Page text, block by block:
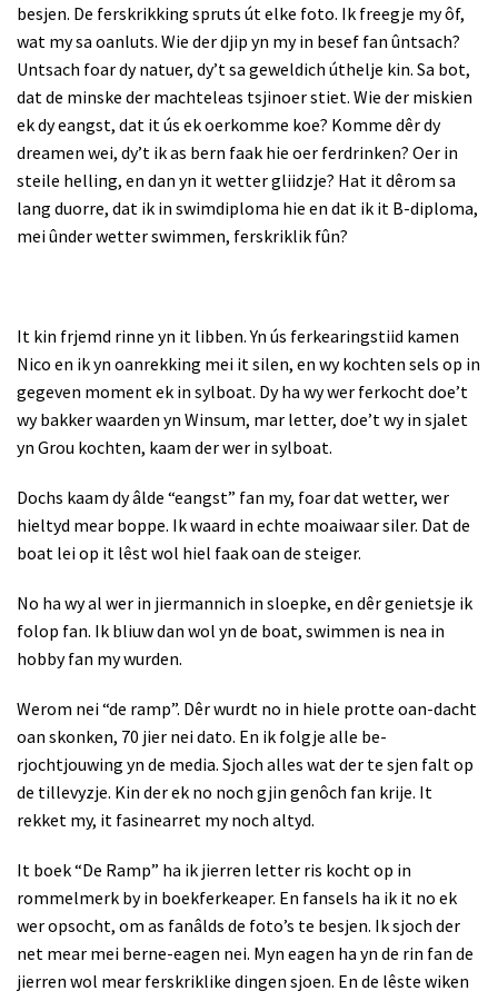
besjen. De ferskrikking spruts út elke foto. Ik freegje my ôf,
wat my sa oanluts. Wie der djip yn my in besef fan ûntsach?
Untsach foar dy natuer, dy’t sa geweldich úthelje kin. Sa bot,
dat de minske der machteleas tsjinoer stiet. Wie der miskien
ek dy eangst, dat it ús ek oerkomme koe? Komme dêr dy
dreamen wei, dy’t ik as bern faak hie oer ferdrinken? Oer in
steile helling, en dan yn it wetter gliidzje? Hat it dêrom sa
lang duorre, dat ik in swimdiploma hie en dat ik it B-diploma,
mei ûnder wetter swimmen, ferskriklik fûn?
It kin frjemd rinne yn it libben. Yn ús ferkearingstiid kamen
Nico en ik yn oanrekking mei it silen, en wy kochten sels op in
gegeven moment ek in sylboat. Dy ha wy wer ferkocht doe’t
wy bakker waarden yn Winsum, mar letter, doe’t wy in sjalet
yn Grou kochten, kaam der wer in sylboat.
Dochs kaam dy âlde “eangst” fan my, foar dat wetter, wer
hieltyd mear boppe. Ik waard in echte moaiwaar siler. Dat de
boat lei op it lêst wol hiel faak oan de steiger.
No ha wy al wer in jiermannich in sloepke, en dêr genietsje ik
folop fan. Ik bliuw dan wol yn de boat, swimmen is nea in
hobby fan my wurden.
Werom nei “de ramp”. Dêr wurdt no in hiele protte oan-dacht
oan skonken, 70 jier nei dato. En ik folgje alle be-
rjochtjouwing yn de media. Sjoch alles wat der te sjen falt op
de tillevyzje. Kin der ek no noch gjin genôch fan krije. It
rekket my, it fasinearret my noch altyd.
It boek “De Ramp” ha ik jierren letter ris kocht op in
rommelmerk by in boekferkeaper. En fansels ha ik it no ek
wer opsocht, om as fanâlds de foto’s te besjen. Ik sjoch der
net mear mei berne-eagen nei. Myn eagen ha yn de rin fan de
jierren wol mear ferskriklike dingen sjoen. En de lêste wiken